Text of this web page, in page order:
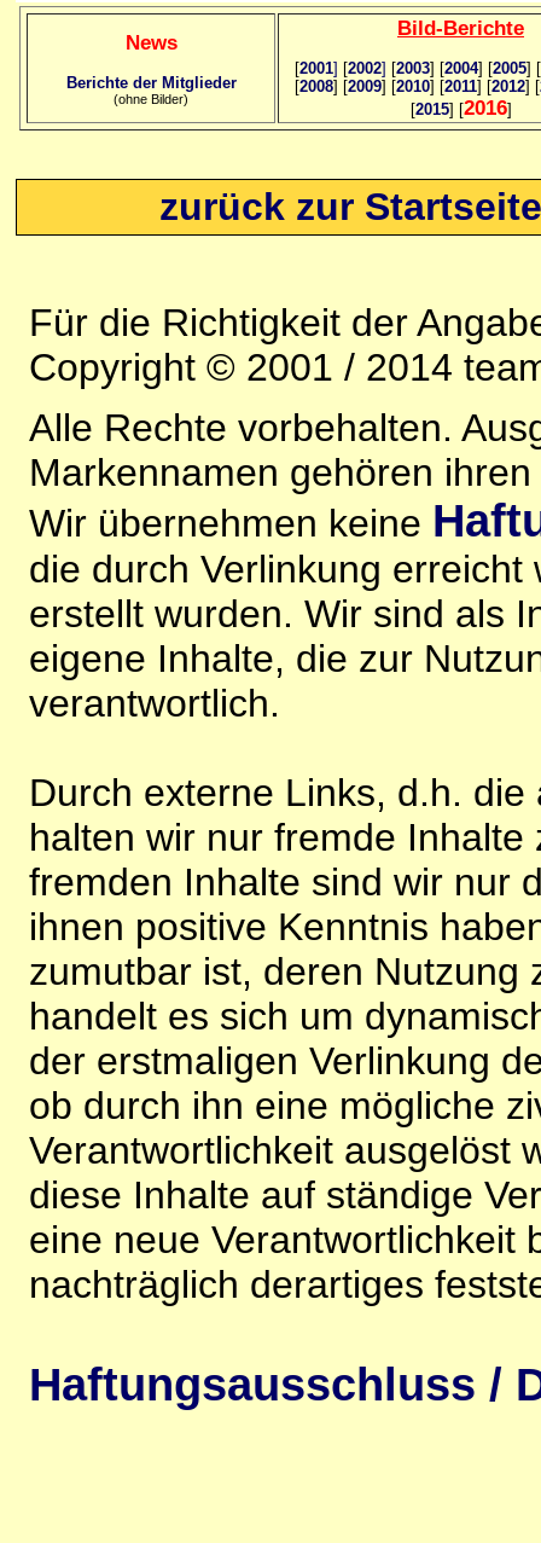
News
Berichte der Mitglieder
(ohne Bilder)
Bild-Berichte
[2001] [2002] [2003] [2004] [2005] [
[2008] [2009] [2010] [2011] [2012] [
[2015] [2016]
zurück zur
Für die Richtigkeit der
Copyright © 2001 / 2014
Alle Rechte vorbehalten.
Markennamen gehören
Wir übernehmen keine
die durch Verlinkung
erstellt wurden. Wir sind als
eigene Inhalte, die zur
verantwortlich.
Durch externe Links, d.h.
halten wir nur fremde
fremden Inhalte sind wir nur
ihnen positive Kenntnis
zumutbar ist, deren Nutzung
handelt es sich um
der erstmaligen Verlinkung
ob durch ihn eine mögliche
Verantwortlichkeit ausgelöst
diese Inhalte auf ständige
eine neue Verantwortlichkeit
nachträglich derartiges
Haftungsausschluss /